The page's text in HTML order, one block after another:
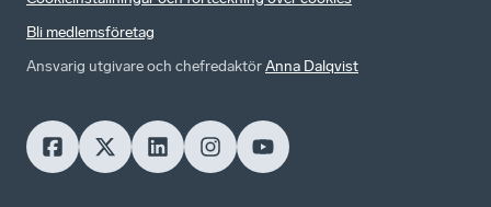
Bli medlemsföretag
Ansvarig utgivare och chefredaktörAnna Dalqvist